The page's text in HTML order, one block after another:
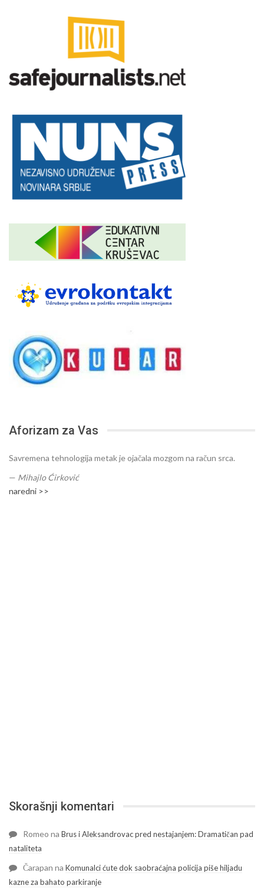
Aforizam za Vas
Savremena tehnologija metak je ojačala mozgom na račun srca.
— Mihajlo Ćirković
naredni >>
Skorašnji komentari
Romeo na Brus i Aleksandrovac pred nestajanjem: Dramatičan pad
nataliteta
Čarapan na Komunalci ćute dok saobraćajna policija piše hiljadu
kazne za bahato parkiranje